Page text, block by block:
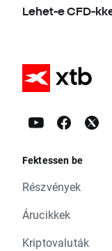
Lehet-e CFD-
Fektessen be
Részvények
Árucikkek
Kriptovaluták